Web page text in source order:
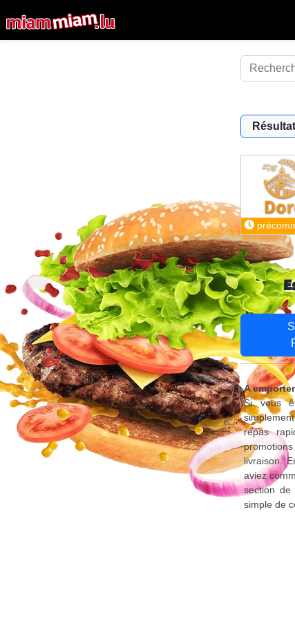
A
Si vous
repas
livraison.
aviez
section de
simple de